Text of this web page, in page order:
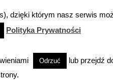
dzięki którym nasz serwis
Polityka Prywatności
Odrzuć
lub przejdź